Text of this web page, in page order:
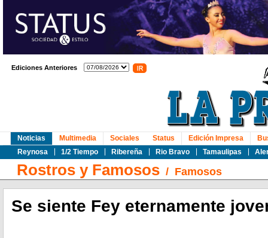
Ediciones Anteriores
Noticias
Reynosa
1/2 Tiempo Ribereña Rio Bravo Tamaulipas
Multimedia Sociales Status Edición Impresa
Rostros y Famosos / Famosos
Se siente Fey eternamente